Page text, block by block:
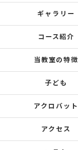
ギャラリー
コース紹介
当教室の特徴
子ども
アクロバット
アクセス